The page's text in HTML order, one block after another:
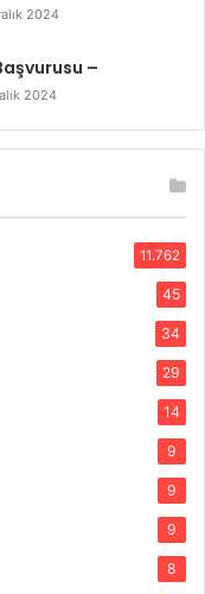
2024
–
2024
11.762
45
34
29
14
9
9
9
8